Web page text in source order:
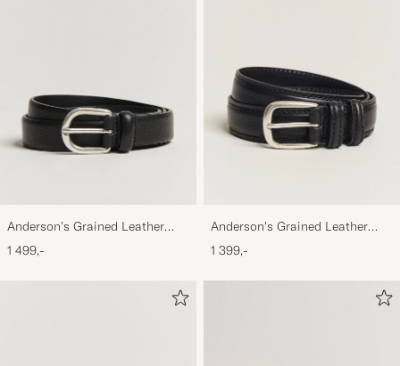
Anderson's Grained Leather
Belt 2,5 cm Black
1 499,-
Anderson's Grained Leather
Belt 3 cm Black
1 399,-